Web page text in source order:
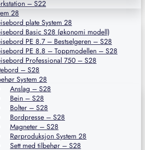
– S22
28
plate System 28
Basic S28 (økonomi modell)
PE 8.7 – Bestselgeren – S28
PE 8.8 – Toppmodellen – S28
Professional 750 – S28
– S28
System 28
Anslag – S28
Bein – S28
Bolter – S28
Bordpresse – S28
Magneter – S28
Rørproduksjon System 28
Sett med tilbehør – S28